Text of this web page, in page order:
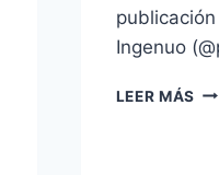
Ingenuo
LEER MÁS ¿ES